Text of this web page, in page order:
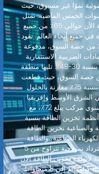
نموًا غير مسبوق، حيث
من 550٪ في السنوات الخمس الماضية. تمثل
أنظمة تخزين الطاقة والكهروضوئية الآن حوالي 65٪ من جميع
في جميع أنحاء العالم. تقود
الشمالية وأوروبا بنسبة 62٪ من حصة السوق، مدفوعة
الضريبية الاستثمارية
التي تقلل التكاليف الإجمالية للنظام بنسبة 30-48٪. تليها منطقة
الهادئ بنسبة 45٪ من حصة السوق، حيث قطعت
التصاميم المعيارية أوقات التثبيت بنسبة 75٪ مقارنة بالحلول
الشرق الأوسط وإفريقيا
أسرع المناطق نموًا بمعدل نمو سنوي مركب يبلغ 72٪، مع
أنظمة تخزين الطاقة بنسبة
والصناعية تخزين الطاقة
الصناعية، والطاقة
الاحتياطية للطوارئ، مع فترات استرداد نموذجية تتراوح من 5
لأنظمة تخزين الطاقة الآن
بأنظمة متكاملة بسعة تتراوح من 80 كيلوواط إلى 8 ميجاواط